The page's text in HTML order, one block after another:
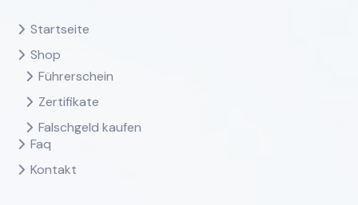
Startseite
Shop
Führerschein
Zertifikate
Falschgeld kaufen
Faq
Kontakt